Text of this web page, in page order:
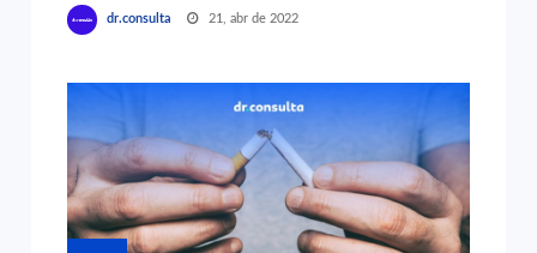
dr.consulta 21, abr de 2022